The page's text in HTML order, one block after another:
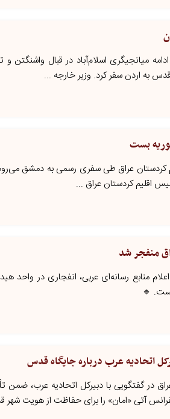
میانجیگری اسلام‌آباد در قبال واشنگتن
به اردن سفر کرد. وزیر خارجه ...
بست
کردستان عراق طی سفری رسمی به دمشق
اقلیم کردستان عراق ...
منفجر شد
منابع رسانه‌ای عربی، انفجاری در واحد
🔹
اتحادیه عرب درباره جایگاه قدس
در گفتگویی با دبیرکل اتحادیه عرب،
آتی «امان» را برای حفاظت از هویت